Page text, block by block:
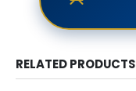
RELATED PRODUCTS